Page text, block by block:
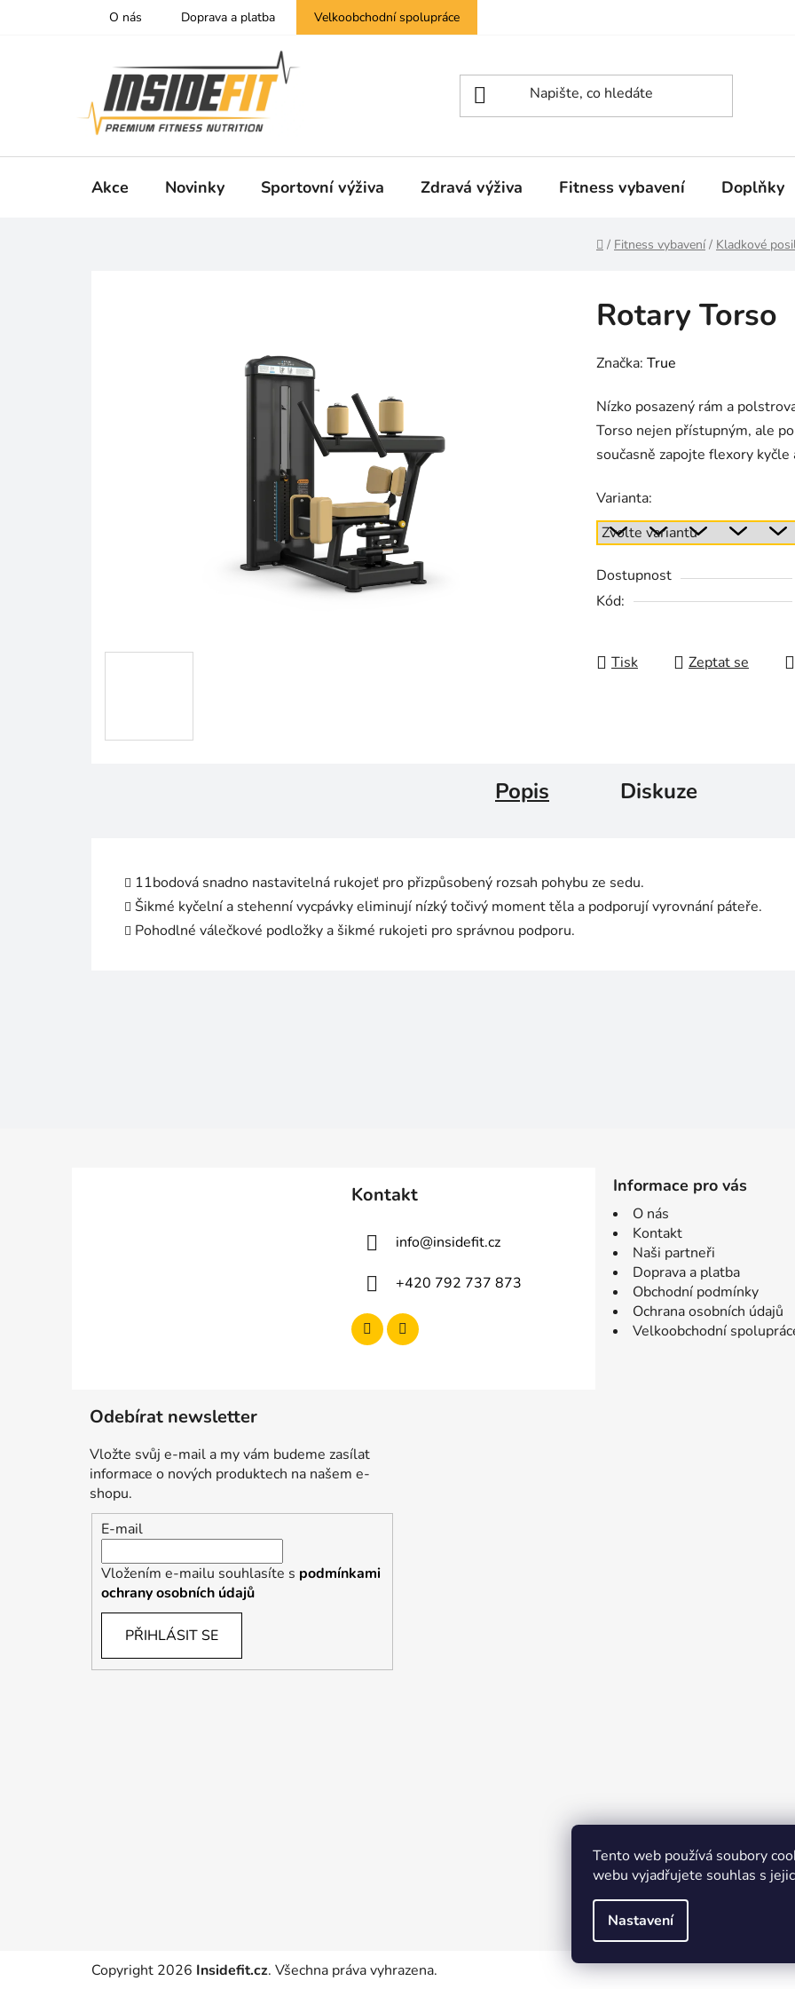
Tento web používá soubory
webu vyjadřujete souhlas s
Nastavení
O nás Doprava a platba Velkoobchodní spolupráce
Akce Novinky Sportovní výživa Zdravá výživa Fitness vybavení Doplňky
Domů
/ Fitness vybavení / Kladkové
Rotary Torso
Značka: True
Nízko posazený rám a
Torso nejen přístupným, ale
současně zapojte flexory kyčle
Varianta:
Dostupnost
Kód:
Tisk Zeptat se
Popis Diskuze
11bodová snadno nastavitelná rukojeť pro přizpůsobený rozsah pohybu ze sedu.
Šikmé kyčelní a stehenní vycpávky eliminují nízký točivý moment těla a podporují vyrovnání páteře.
Pohodlné válečkové podložky a šikmé rukojeti pro správnou podporu.
Kontakt
info@insidefit.cz
+420 792 737 873
Informace pro vás
O nás
Kontakt
Naši partneři
Doprava a platba
Obchodní podmínky
Ochrana osobních údajů
Velkoobchodní
Odebírat newsletter
Vložte svůj e-mail a my vám budeme zasílat
informace o nových produktech na našem e-
shopu.
E-mail
Vložením e-mailu souhlasíte s podmínkami
ochrany osobních údajů
PŘIHLÁSIT SE
Copyright 2026 Insidefit.cz. Všechna práva vyhrazena.